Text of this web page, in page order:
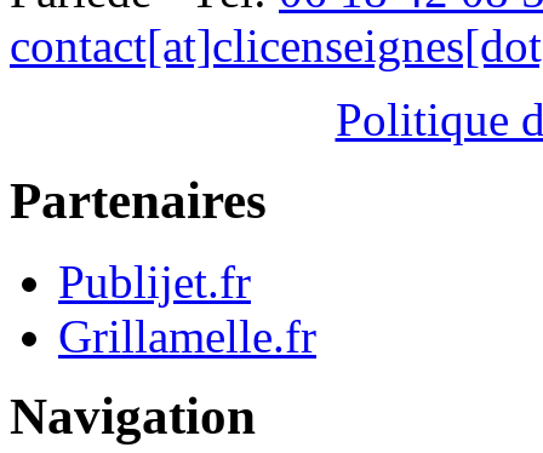
Politique
Partenaires
Publijet.fr
Grillamelle.fr
Navigation